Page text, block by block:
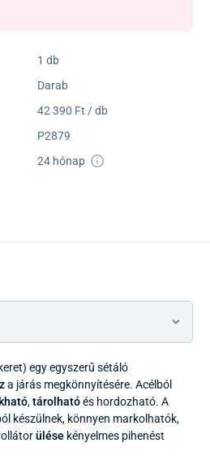
1 db
Darab
42 390 Ft / db
P2879
24 hónap
egy egyszerű sétáló
a járás megkönnyítésére. Acélból
,tárolhatóés hordozható. A
készülnek, könnyen markolhatók,
ülése kényelmes pihenést